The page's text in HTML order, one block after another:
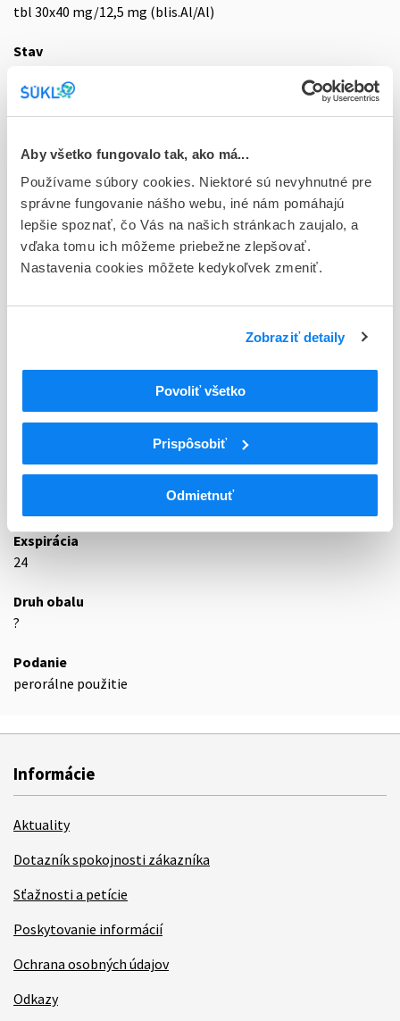
Aby všetko fungovalo tak, ako má...
Používame súbory cookies. Niektoré sú nevyhnutné pre
správne fungovanie nášho webu, iné nám pomáhajú
lepšie spoznať, čo Vás na našich stránkach zaujalo, a
vďaka tomu ich môžeme priebežne zlepšovať.
Nastavenia cookies môžete kedykoľvek zmeniť.
Zobraziť detaily
Povoliť všetko
Prispôsobiť
Odmietnuť
tbl 30x40 mg/12,5 mg (blis.Al/Al)
Stav
Typ registračnej procedúry
Držiteľ, krajina
Actavis Group PTC ehf., Island
Indikačná skupina
58 - HYPOTENSIVA
LIEČIVÁ S ÚČINKOM NA RENÍN-
BLOKÁTORY RECEPTOROV ANGIOTENZÍNU II
(ARBs), KOMBINÁCIE
C09DA
Blokátory receptorov angiotenzínu II (ARBs) a
diuretiká
Exspirácia
24
Druh obalu
?
Podanie
perorálne použitie
Informácie
Aktuality
Dotazník spokojnosti zákazníka
Sťažnosti a petície
Poskytovanie informácií
Ochrana osobných údajov
Odkazy